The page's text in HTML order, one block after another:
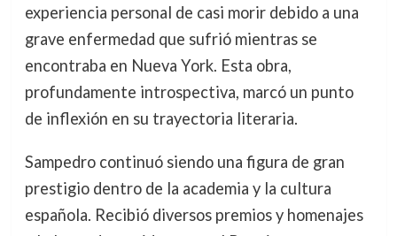
experiencia personal de casi morir debido a una
grave enfermedad que sufrió mientras se
encontraba en Nueva York. Esta obra,
profundamente introspectiva, marcó un punto
de inflexión en su trayectoria literaria.
Sampedro continuó siendo una figura de gran
prestigio dentro de la academia y la cultura
española. Recibió diversos premios y homenajes